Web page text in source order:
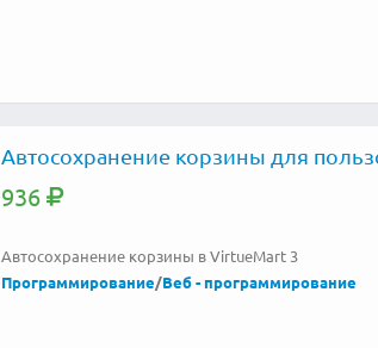
Автосохранение корзины для
936
Автосохранение корзины в VirtueMart 3
Программирование/Веб - программирование